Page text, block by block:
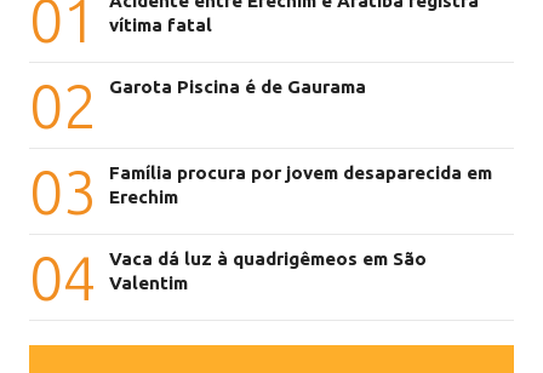
01
vítima fatal
02 Garota Piscina é de Gaurama
03
Família procura por jovem desaparecida em
Erechim
04
Vaca dá luz à quadrigêmeos em São
Valentim